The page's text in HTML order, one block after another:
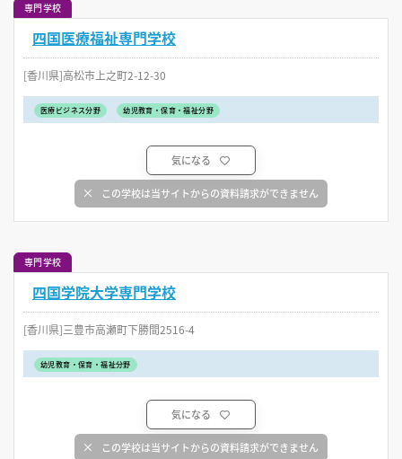
専門学校
四国医療福祉専門学校
[香川県]高松市上之町2-12-30
医療ビジネス分野 幼児教育・保育・福祉分野
気になる
この学校は当サイトからの資料請求ができません
専門学校
四国学院大学専門学校
[香川県]三豊市高瀬町下勝間2516-4
幼児教育・保育・福祉分野
気になる
この学校は当サイトからの資料請求ができません